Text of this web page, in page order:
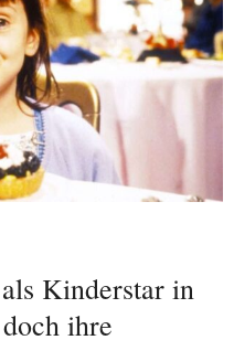
Kinderstar in
ihre